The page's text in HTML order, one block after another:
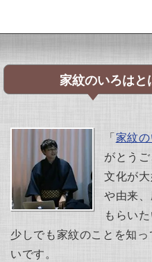
家紋のいろはと
「家紋
がとう
文化が
や由来
もらい
少しでも家紋のことを知
いです。